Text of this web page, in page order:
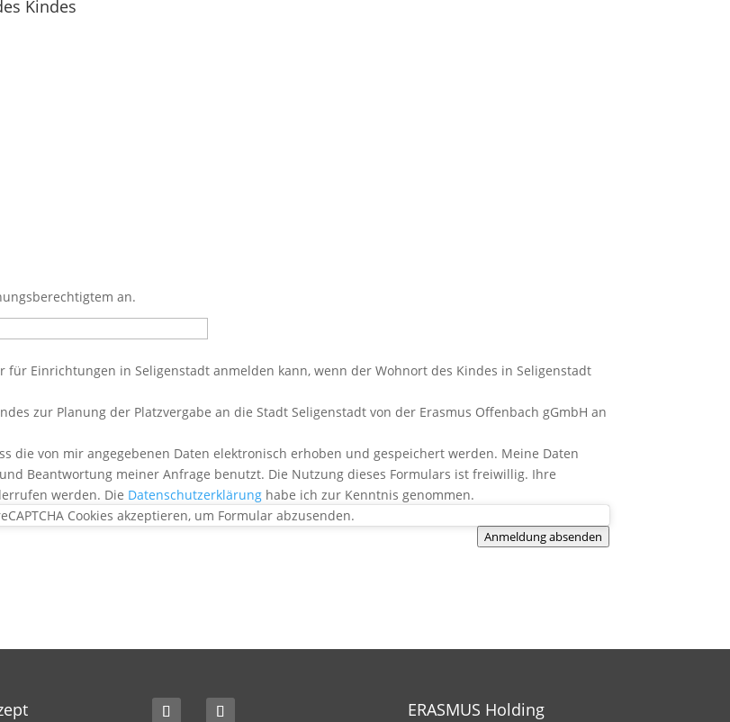
Kindes
an.
Einrichtungen in Seligenstadt anmelden kann, wenn der Wohnort des Kindes in Seligenstadt
zur Planung der Platzvergabe an die Stadt Seligenstadt von der Erasmus Offenbach gGmbH an
die von mir angegebenen Daten elektronisch erhoben und gespeichert werden. Meine Daten
Beantwortung meiner Anfrage benutzt. Die Nutzung dieses Formulars ist freiwillig. Ihre
werden. Die Datenschutzerklärung habe ich zur Kenntnis genommen.
Cookies akzeptieren, um Formular abzusenden.
Anmeldung absenden
ERASMUS Holding